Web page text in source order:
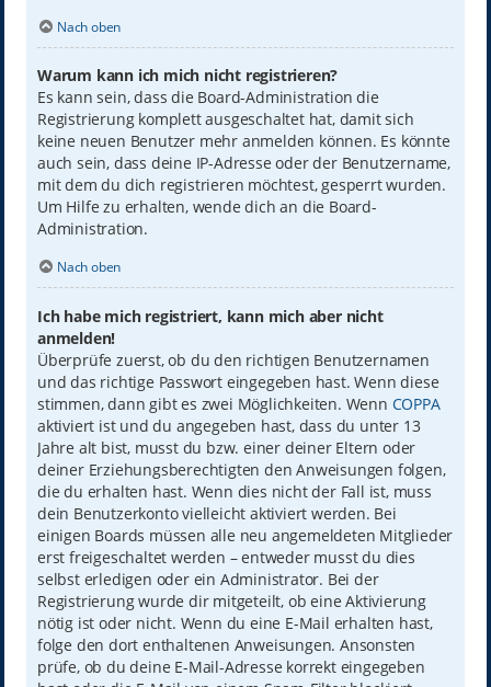
Nach oben
Warum kann ich mich nicht registrieren?
Es kann sein, dass die Board-Administration die
Registrierung komplett ausgeschaltet hat, damit sich
keine neuen Benutzer mehr anmelden können. Es könnte
auch sein, dass deine IP-Adresse oder der Benutzername,
mit dem du dich registrieren möchtest, gesperrt wurden.
Um Hilfe zu erhalten, wende dich an die Board-
Administration.
Nach oben
Ich habe mich registriert, kann mich aber nicht
anmelden!
Überprüfe zuerst, ob du den richtigen Benutzernamen
und das richtige Passwort eingegeben hast. Wenn diese
stimmen, dann gibt es zwei Möglichkeiten. Wenn COPPA
aktiviert ist und du angegeben hast, dass du unter 13
Jahre alt bist, musst du bzw. einer deiner Eltern oder
deiner Erziehungsberechtigten den Anweisungen folgen,
die du erhalten hast. Wenn dies nicht der Fall ist, muss
dein Benutzerkonto vielleicht aktiviert werden. Bei
einigen Boards müssen alle neu angemeldeten Mitglieder
erst freigeschaltet werden – entweder musst du dies
selbst erledigen oder ein Administrator. Bei der
Registrierung wurde dir mitgeteilt, ob eine Aktivierung
nötig ist oder nicht. Wenn du eine E-Mail erhalten hast,
folge den dort enthaltenen Anweisungen. Ansonsten
prüfe, ob du deine E-Mail-Adresse korrekt eingegeben